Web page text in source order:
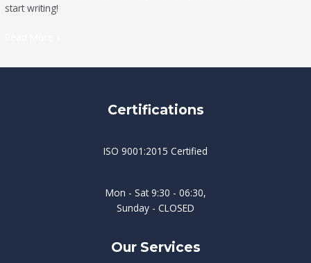
start writing!
Certifications
ISO 9001:2015 Certified
Mon - Sat 9:30 - 06:30,
Sunday - CLOSED
Our Services